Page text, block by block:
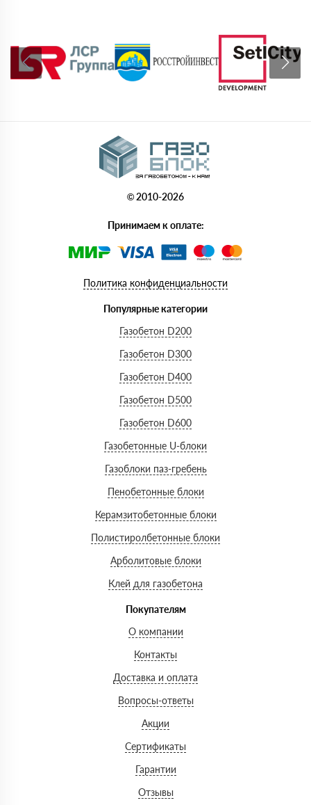
© 2010-2026
Принимаем к оплате:
Политика конфиденциальности
Популярные категории
Газобетон D200
Газобетон D300
Газобетон D400
Газобетон D500
Газобетон D600
Газобетонные U-блоки
Газоблоки паз-гребень
Пенобетонные блоки
Керамзитобетонные блоки
Полистиролбетонные блоки
Арболитовые блоки
Клей для газобетона
Покупателям
О компании
Контакты
Доставка и оплата
Вопросы-ответы
Акции
Сертификаты
Гарантии
Отзывы